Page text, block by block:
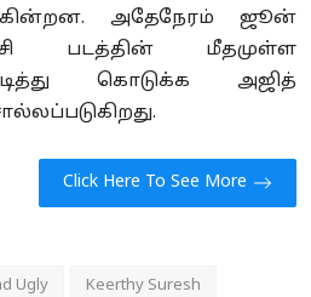
அதேநேரம் ஜூன்
படத்தின் மீதமுள்ள
கொடுக்க அஜித்
Click Here To See More
Ugly Keerthy Suresh